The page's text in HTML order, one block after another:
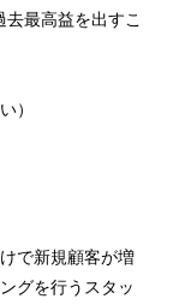
最高益を出すこ
）
で新規顧客が増
グを行うスタッ